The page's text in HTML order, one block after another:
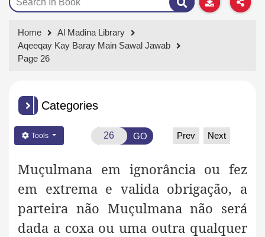
Home
Al Madina Library
Aqeeqay Kay Baray Main Sawal Jawab
Page 26
Categories
Tools GO Prev Next
Muçulmana em ignorância ou fez
em extrema e valida obrigação, a
parteira não Muçulmana não será
dada a coxa ou uma outra qualquer